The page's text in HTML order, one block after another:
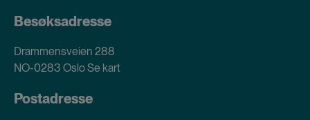
Besøksadresse
Drammensveien 288
NO-0283 OsloSe kart
Postadresse